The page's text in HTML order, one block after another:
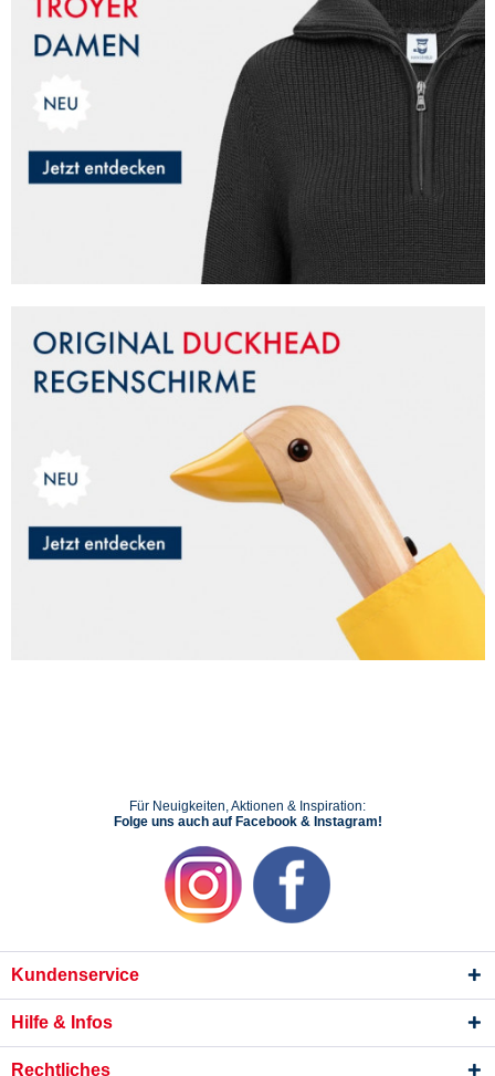
Für Neuigkeiten, Aktionen & Inspiration:
Folge uns auch auf Facebook & Instagram!
Kundenservice
Hilfe & Infos
Rechtliches